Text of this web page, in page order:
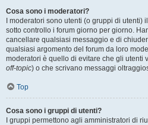
Cosa sono i moderatori?
I moderatori sono utenti (o gruppi di utenti)
sotto controllo i forum giorno per giorno.
cancellare qualsiasi messaggio e di
qualsiasi argomento del forum da loro
moderatori è quello di evitare che gli utenti
off-topic) o che scrivano messaggi
Top
Cosa sono i gruppi di utenti?
I gruppi permettono agli amministratori di